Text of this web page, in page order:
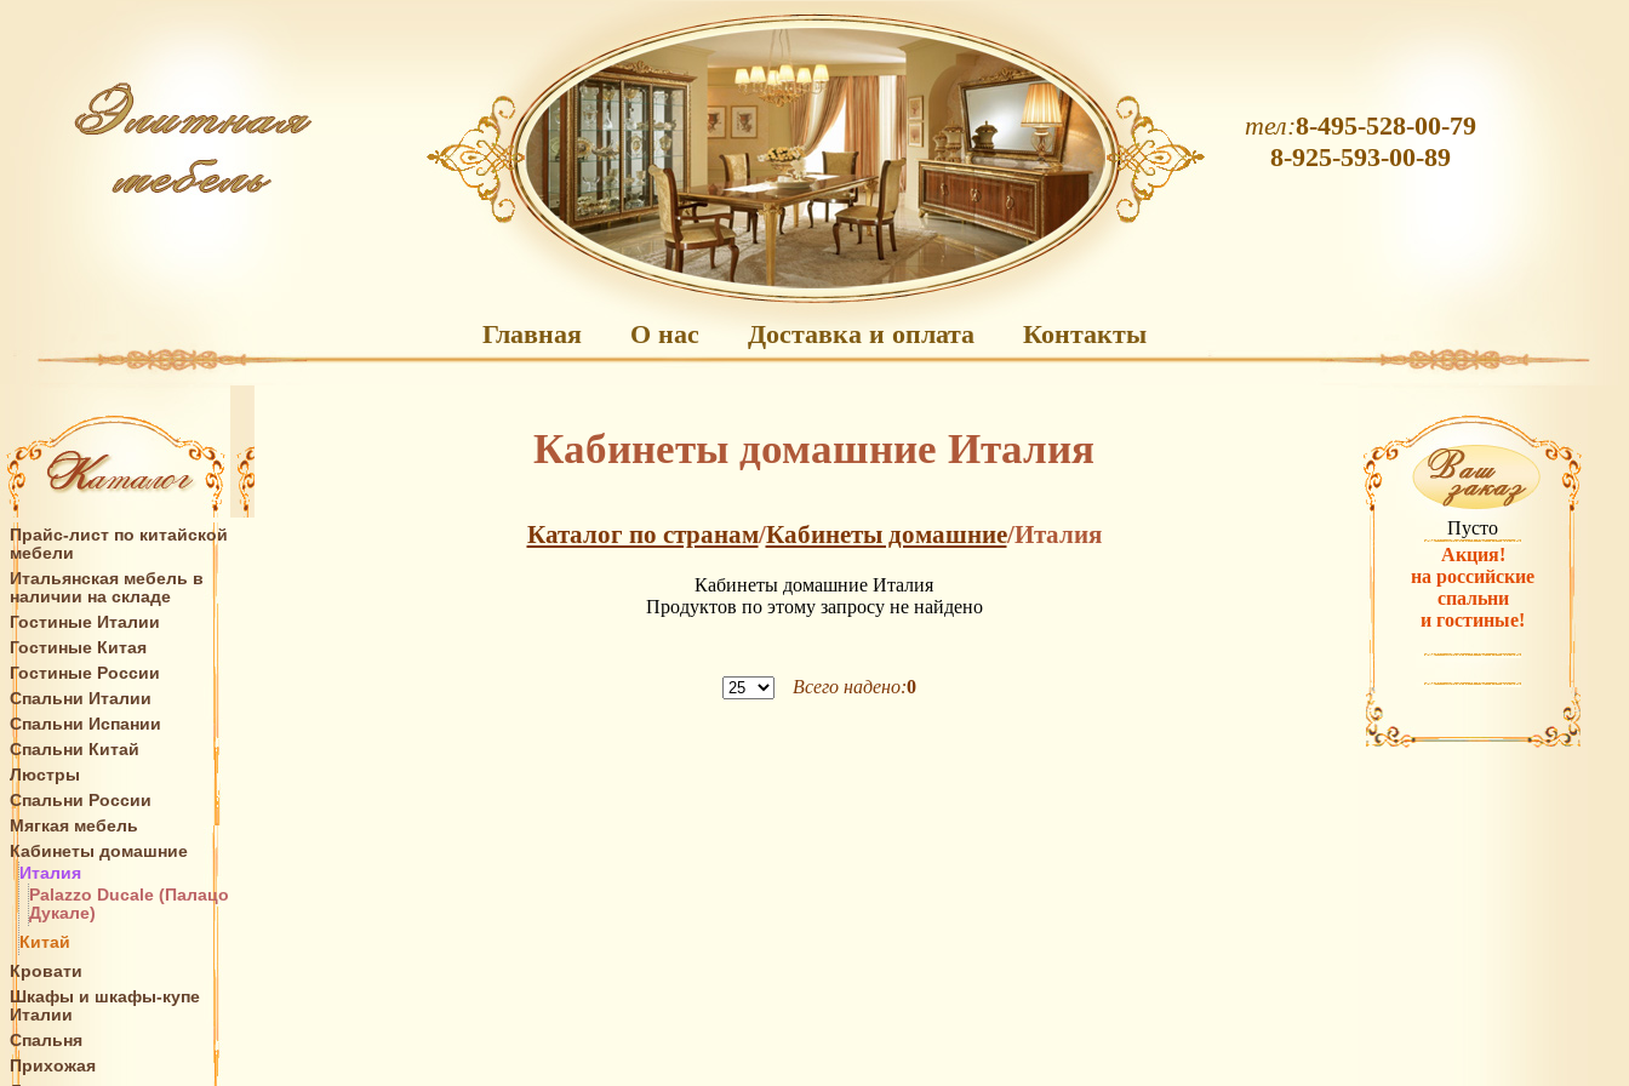
Главная О нас Доставка и оплата Контакты
тел:8-495-528-00-79
8-925-593-00-89
Прайс-лист по китайской
мебели
Итальянская мебель в
наличии на складе
Гостиные Италии
Гостиные Китая
Гостиные России
Спальни Италии
Спальни Испании
Спальни Китай
Люстры
Спальни России
Мягкая мебель
Кабинеты домашние
Италия
Palazzo Ducale (Палацо
Дукале)
Китай
Кровати
Шкафы и шкафы-купе
Италии
Спальня
Прихожая
Кабинеты домашние Италия
Каталог по странам/Кабинеты домашние/Италия
Кабинеты домашние Италия
Продуктов по этому запросу не найдено
Всего надено:0
Пусто
Акция!
на российские
спальни
и гостиные!